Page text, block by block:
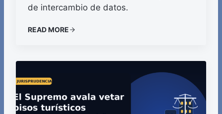
de intercambio de datos.
READ MORE